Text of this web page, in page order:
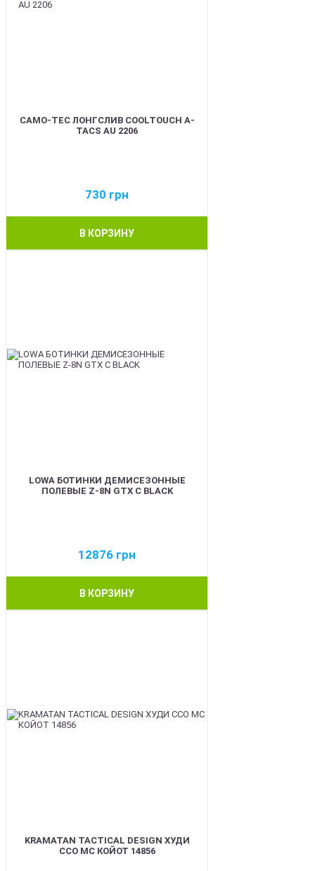
CAMO-TEC ЛОНГСЛИВ COOLTOUCH A-
TACS AU 2206
730 грн
В КОРЗИНУ
LOWA БОТИНКИ ДЕМИСЕЗОННЫЕ
ПОЛЕВЫЕ Z-8N GTX C BLACK
12876 грн
В КОРЗИНУ
KRAMATAN TACTICAL DESIGN ХУДИ
ССО МС КОЙОТ 14856